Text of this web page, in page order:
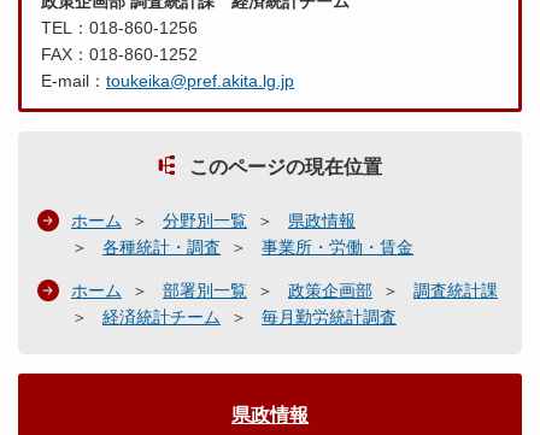
TEL：018-860-1256
FAX：018-860-1252
E-mail： toukeika@pref.akita.lg.jp
このページの現在位置
ホーム 分野別一覧
県政情報
各種統計・調査
事業所・労働・賃金
ホーム 部署別一覧 政策企画部
調査統計課
経済統計チーム
毎月勤労統計調査
県政情報